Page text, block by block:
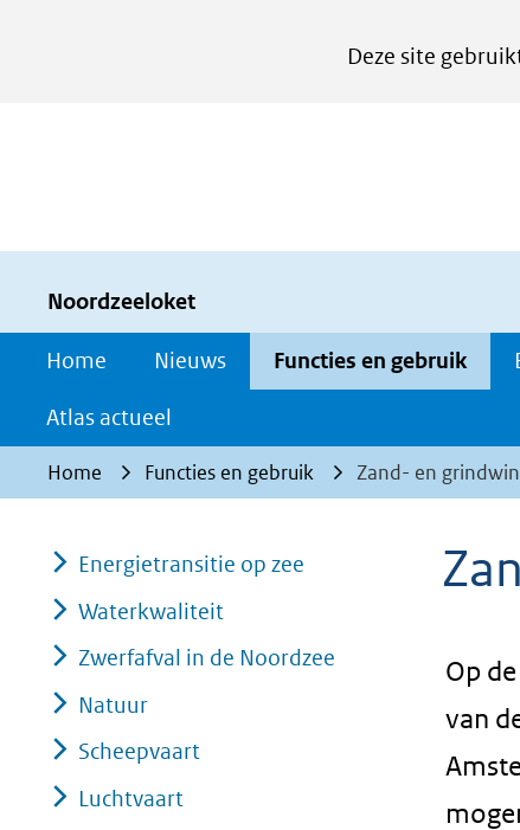
Deze site
van
cookies
op
deze
website
worden
toegestaan
geweigerd.
Noordzeeloket
Home Nieuws Functies en gebruik
Atlas actueel
Home Functies en gebruik Zand- en
Op
van
Energietransitie op zee
Waterkwaliteit
Zwerfafval in de Noordzee
Natuur
Scheepvaart
Luchtvaart